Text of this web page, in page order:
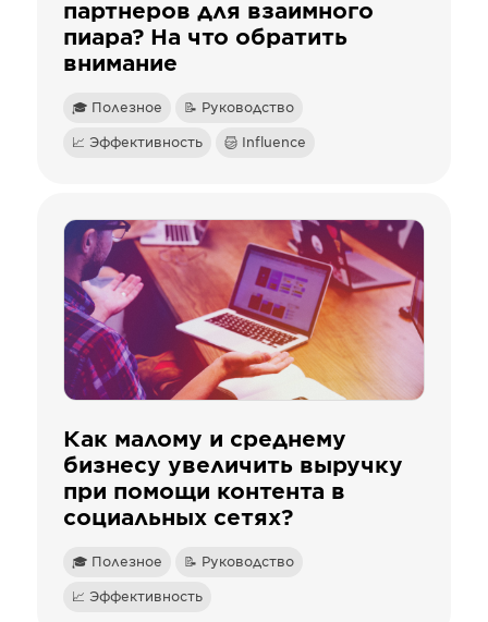
партнеров для взаимного
пиара? На что обратить
внимание
🎓 Полезное 📝 Руководство
📈 Эффективность Influence
Как малому и среднему
бизнесу увеличить выручку
при помощи контента в
социальных сетях?
🎓 Полезное 📝 Руководство
📈 Эффективность